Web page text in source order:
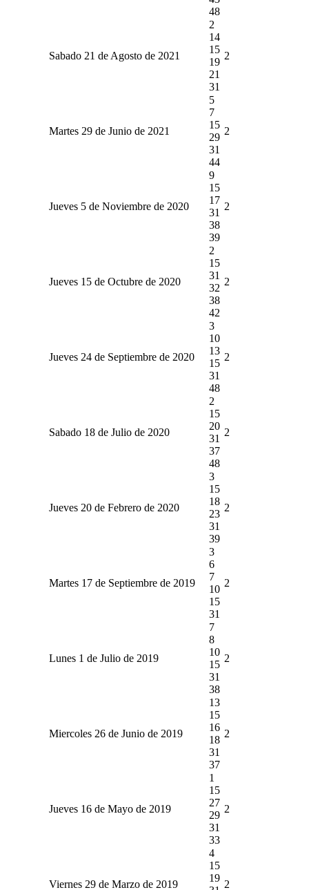
48
Sabado 21 de Agosto de 2021
2
14
15
19
21
31
2
Martes 29 de Junio de 2021
5
7
15
29
31
44
2
Jueves 5 de Noviembre de 2020
9
15
17
31
38
39
2
Jueves 15 de Octubre de 2020
2
15
31
32
38
42
2
Jueves 24 de Septiembre de 2020
3
10
13
15
31
48
2
Sabado 18 de Julio de 2020
2
15
20
31
37
48
2
Jueves 20 de Febrero de 2020
3
15
18
23
31
39
2
Martes 17 de Septiembre de 2019
3
6
7
10
15
31
2
Lunes 1 de Julio de 2019
7
8
10
15
31
38
2
Miercoles 26 de Junio de 2019
13
15
16
18
31
37
2
Jueves 16 de Mayo de 2019
1
15
27
29
31
33
2
Viernes 29 de Marzo de 2019
4
15
19
2